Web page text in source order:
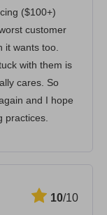
($100+)
customer
it wants too.
with them is
cares. So
and I hope
practices.
10/10